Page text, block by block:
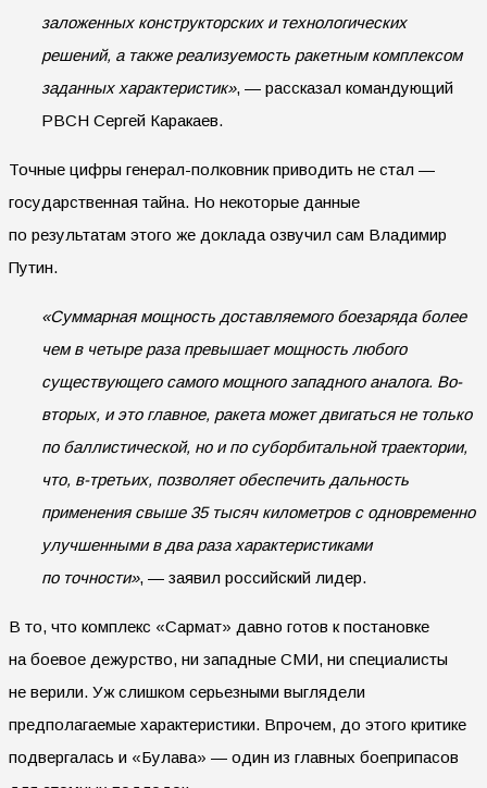
заложенных конструкторских и технологических
решений, а также реализуемость ракетным комплексом
заданных характеристик», — рассказал командующий
РВСН Сергей Каракаев.
Точные цифры генерал-полковник приводить не стал —
государственная тайна. Но некоторые данные
по результатам этого же доклада озвучил сам Владимир
Путин.
«Суммарная мощность доставляемого боезаряда более
чем в четыре раза превышает мощность любого
существующего самого мощного западного аналога. Во-
вторых, и это главное, ракета может двигаться не только
по баллистической, но и по суборбитальной траектории,
что, в-третьих, позволяет обеспечить дальность
применения свыше 35 тысяч километров с одновременно
улучшенными в два раза характеристиками
по точности», — заявил российский лидер.
В то, что комплекс «Сармат» давно готов к постановке
на боевое дежурство, ни западные СМИ, ни специалисты
не верили. Уж слишком серьезными выглядели
предполагаемые характеристики. Впрочем, до этого критике
подвергалась и «Булава» — один из главных боеприпасов